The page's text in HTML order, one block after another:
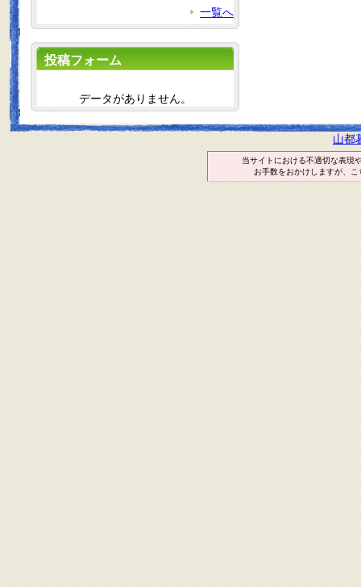
一覧へ
投稿フォーム
データがありません。
山都
当サイトにおける不適切な表現
お手数をおかけしますが、こ